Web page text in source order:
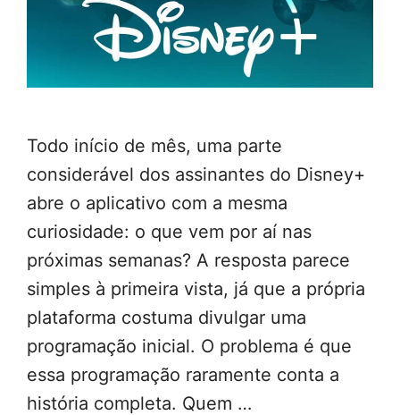
Todo início de mês, uma parte
considerável dos assinantes do Disney+
abre o aplicativo com a mesma
curiosidade: o que vem por aí nas
próximas semanas? A resposta parece
simples à primeira vista, já que a própria
plataforma costuma divulgar uma
programação inicial. O problema é que
essa programação raramente conta a
história completa. Quem …